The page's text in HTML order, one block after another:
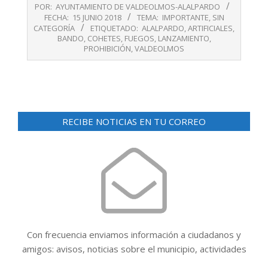
06-
15
POR: AYUNTAMIENTO DE VALDEOLMOS-ALALPARDO
FECHA: 15 JUNIO 2018 TEMA: IMPORTANTE SIN
CATEGORÍA
ETIQUETADO: ALALPARDO ARTIFICIALES
BANDO COHETES FUEGOS LANZAMIENTO
PROHIBICIÓN VALDEOLMOS
RECIBE NOTICIAS EN TU CORREO
Con frecuencia enviamos información a ciudadanos y
amigos: avisos, noticias sobre el municipio, actividades